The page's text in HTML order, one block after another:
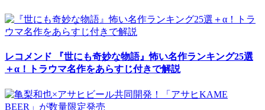
レコメンド 『世にも奇妙な物語』怖い名作ランキング25選
＋α！トラウマ名作をあらすじ付きで解説